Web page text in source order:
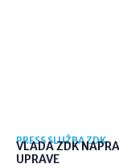
PRESS SLUŽBA ZDK
VLADA ZDK
UPRAVE